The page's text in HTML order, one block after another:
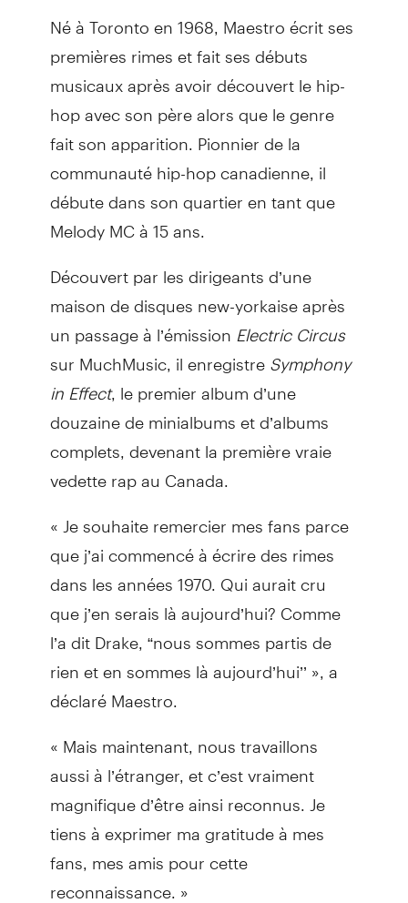
Né à Toronto en 1968, Maestro écrit ses
premières rimes et fait ses débuts
musicaux après avoir découvert le hip-
hop avec son père alors que le genre
fait son apparition. Pionnier de la
communauté hip-hop canadienne, il
débute dans son quartier en tant que
Melody MC à 15 ans.
Découvert par les dirigeants d’une
maison de disques new-yorkaise après
un passage à l’émissionElectric Circus
sur MuchMusic, il enregistre Symphony
in Effect, le premier album d’une
douzaine de minialbums et d’albums
complets, devenant la première vraie
vedette rap au Canada.
« Je souhaite remercier mes fans parce
que j’ai commencé à écrire des rimes
dans les années 1970. Qui aurait cru
que j’en serais là aujourd’hui? Comme
l’a dit Drake, “nous sommes partis de
rien et en sommes là aujourd’hui’’ », a
déclaré Maestro.
« Mais maintenant, nous travaillons
aussi à l’étranger, et c’est vraiment
magnifique d’être ainsi reconnus. Je
tiens à exprimer ma gratitude à mes
fans, mes amis pour cette
reconnaissance. »